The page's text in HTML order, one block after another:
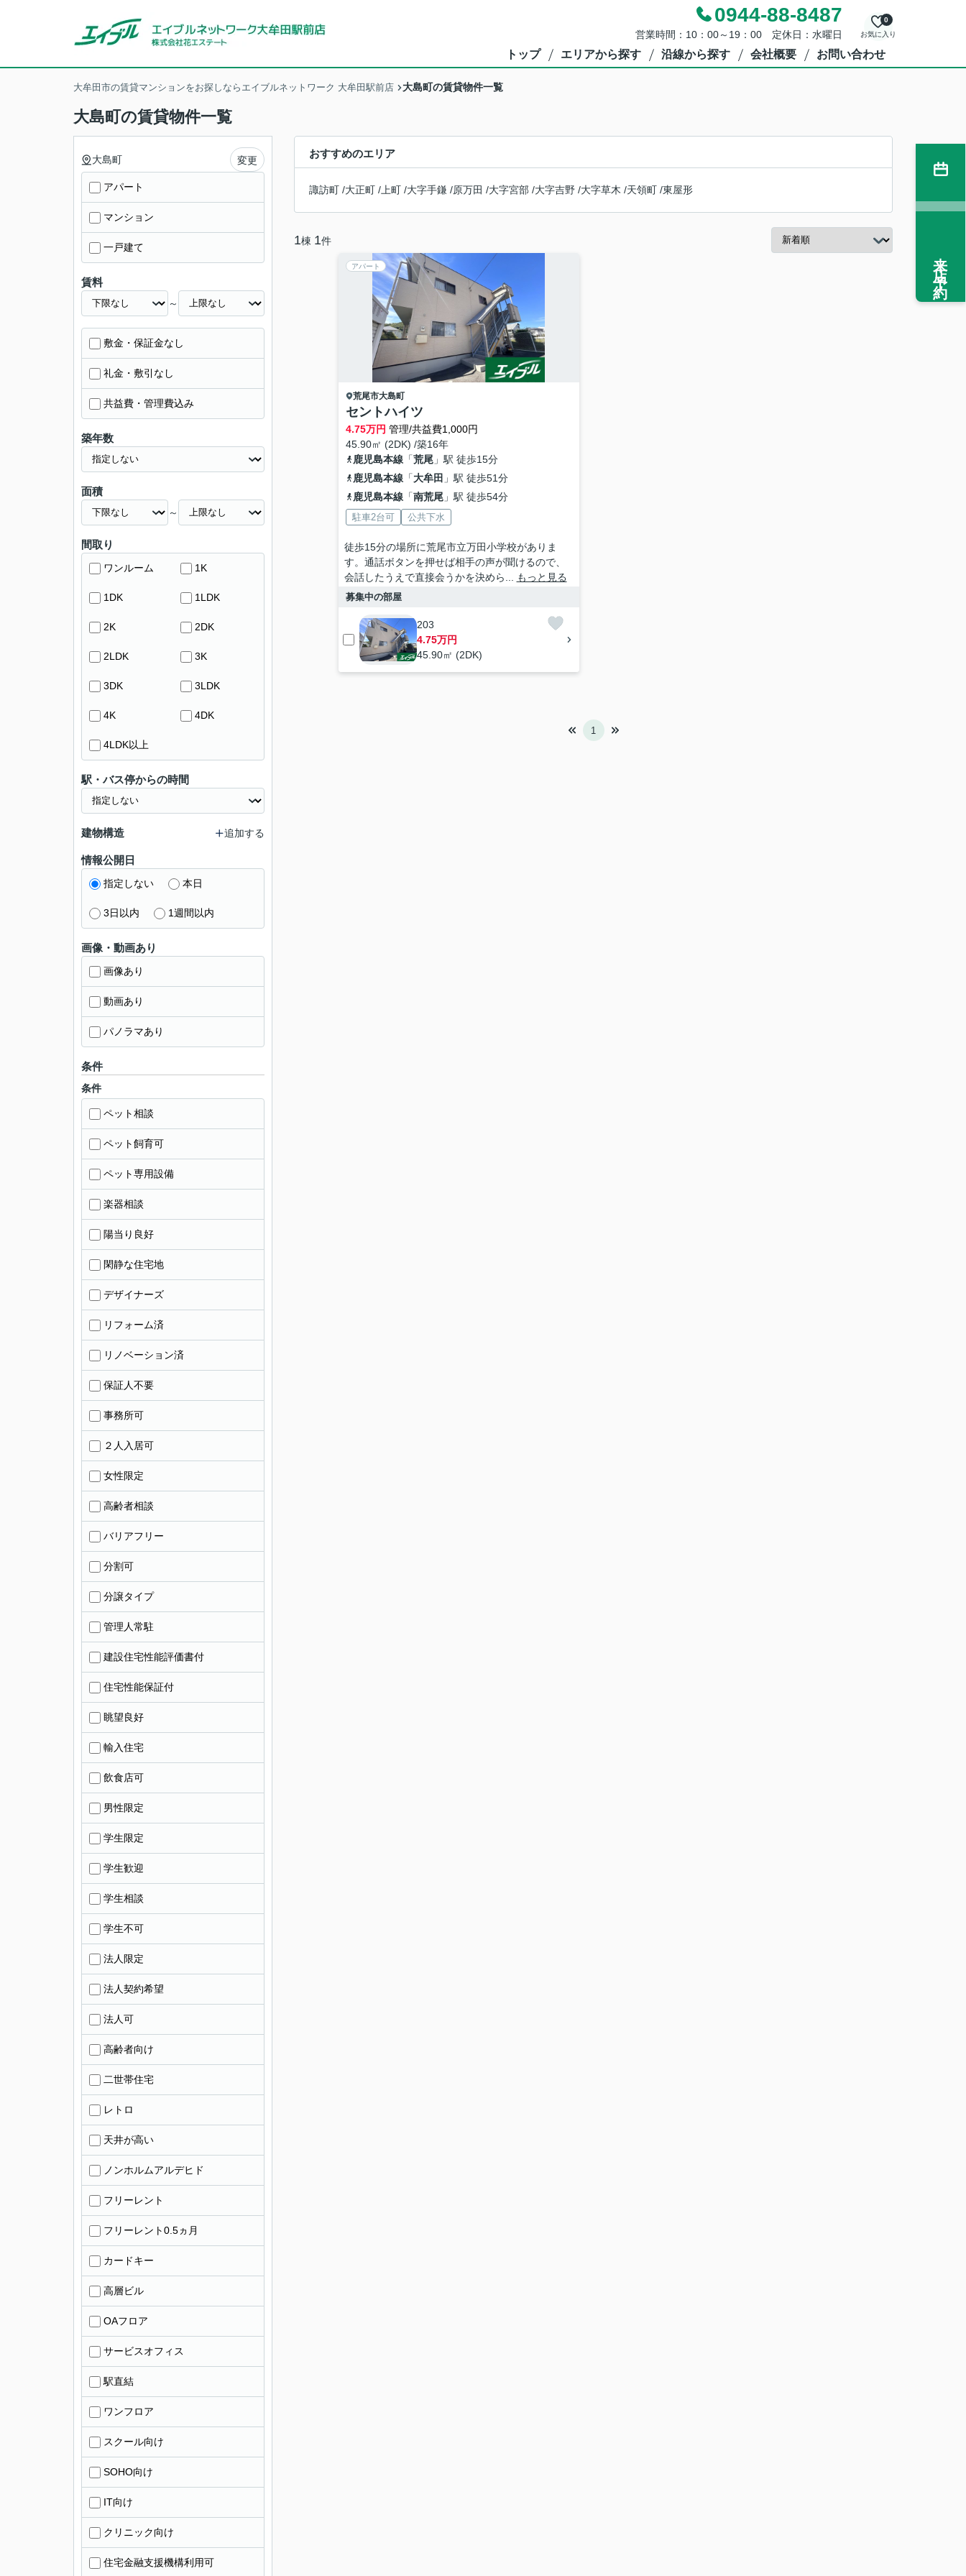
0944-88-8487
営業時間：10：00～19：00 定休日：水曜日 お気に入り
0
トップ エリアから探す 沿線から探す 会社概要 お問い合わせ
大牟田市の賃貸マンションをお探しならエイブルネットワーク 大牟田駅前店 大島町の賃貸物件一覧
大島町の賃貸物件一覧
おすすめのエリア
諏訪町 /大正町 / 上町 /大字手鎌 /原万田 /大字宮部 /大字吉野 /大字草木 /天領町 /東屋形
1棟 1件
アパート
荒尾市大島町
セントハイツ
4.75万円 管理/共益費1,000円
45.90㎡ (2DK) /築16年
鹿児島本線「荒尾」駅 徒歩15分
鹿児島本線「大牟田 」駅 徒歩51分
鹿児島本線「南荒尾」駅 徒歩54分
駐車2台可 公共下水
徒歩15分の場所に荒尾市立万田小学校がありま
す。通話ボタンを押せば相手の声が聞けるので、
会話したうえで直接会うかを決めら...
もっと見る
募集中の部屋
203
4.75万円
45.90㎡ (2DK)
1
大島町 変更
アパート
マンション
一戸建て
賃料
～
敷金・保証金なし
礼金・敷引なし
共益費・管理費込み
築年数
面積
～
間取り
ワンルーム 1K
1DK 1LDK
2K 2DK
2LDK 3K
3DK 3LDK
4K 4DK
4LDK以上
駅・バス停からの時間
建物構造 追加する
情報公開日
指定しない 本日
3日以内 1週間以内
画像・動画あり
画像あり
動画あり
パノラマあり
条件
条件
ペット相談
ペット飼育可
ペット専用設備
楽器相談
陽当り良好
閑静な住宅地
デザイナーズ
リフォーム済
リノベーション済
保証人不要
事務所可
２人入居可
女性限定
高齢者相談
バリアフリー
分割可
分譲タイプ
管理人常駐
建設住宅性能評価書付
住宅性能保証付
眺望良好
輸入住宅
飲食店可
男性限定
学生限定
学生歓迎
学生相談
学生不可
法人限定
法人契約希望
法人可
高齢者向け
二世帯住宅
レトロ
天井が高い
ノンホルムアルデヒド
フリーレント
フリーレント0.5ヵ月
カードキー
高層ビル
OAフロア
サービスオフィス
駅直結
ワンフロア
スクール向け
SOHO向け
IT向け
クリニック向け
住宅金融支援機構利用可
来店予約